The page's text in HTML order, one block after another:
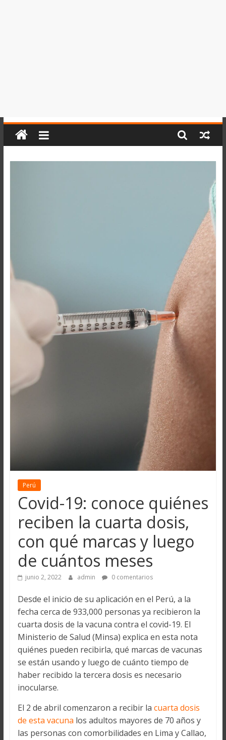
Perú
Covid-19: conoce quiénes
reciben la cuarta dosis,
con qué marcas y luego
de cuántos meses
junio 2, 2022 admin 0 comentarios
Desde el inicio de su aplicación en el Perú, a la
fecha cerca de 933,000 personas ya recibieron la
cuarta dosis de la vacuna contra el covid-19. El
Ministerio de Salud (Minsa) explica en esta nota
quiénes pueden recibirla, qué marcas de vacunas
se están usando y luego de cuánto tiempo de
haber recibido la tercera dosis es necesario
inocularse.
El 2 de abril comenzaron a recibir la cuarta dosis
de esta vacuna los adultos mayores de 70 años y
las personas con comorbilidades en Lima y Callao,